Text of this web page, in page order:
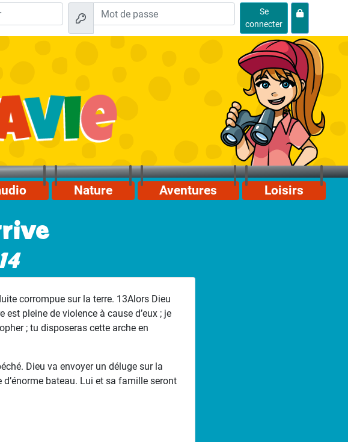
Se
connecter
Nature Aventures Loisirs
corrompue sur la terre. 13Alors Dieu
pleine de violence à cause d’eux ; je
; tu disposeras cette arche en
Dieu va envoyer un déluge sur la
bateau. Lui et sa famille seront